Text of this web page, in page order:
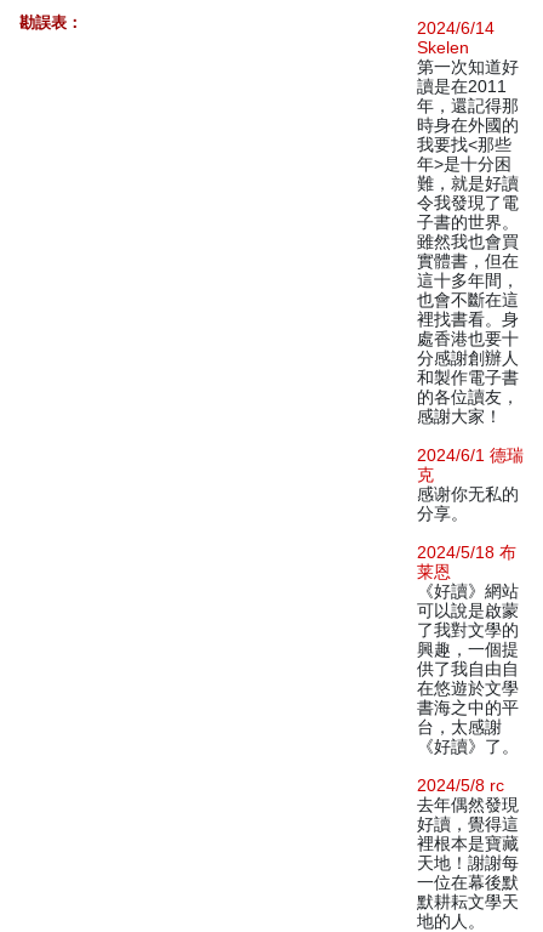
勘誤表：
2024/6/14
Skelen
第一次知道好
讀是在2011
年，還記得那
時身在外國的
我要找<那些
年>是十分困
難，就是好讀
令我發現了電
子書的世界。
雖然我也會買
實體書，但在
這十多年間，
也會不斷在這
裡找書看。身
處香港也要十
分感謝創辦人
和製作電子書
的各位讀友，
感謝大家！
2024/6/1 德瑞
克
感谢你无私的
分享。
2024/5/18 布
莱恩
《好讀》網站
可以說是啟蒙
了我對文學的
興趣，一個提
供了我自由自
在悠遊於文學
書海之中的平
台，太感謝
《好讀》了。
2024/5/8 rc
去年偶然發現
好讀，覺得這
裡根本是寶藏
天地！謝謝每
一位在幕後默
默耕耘文學天
地的人。